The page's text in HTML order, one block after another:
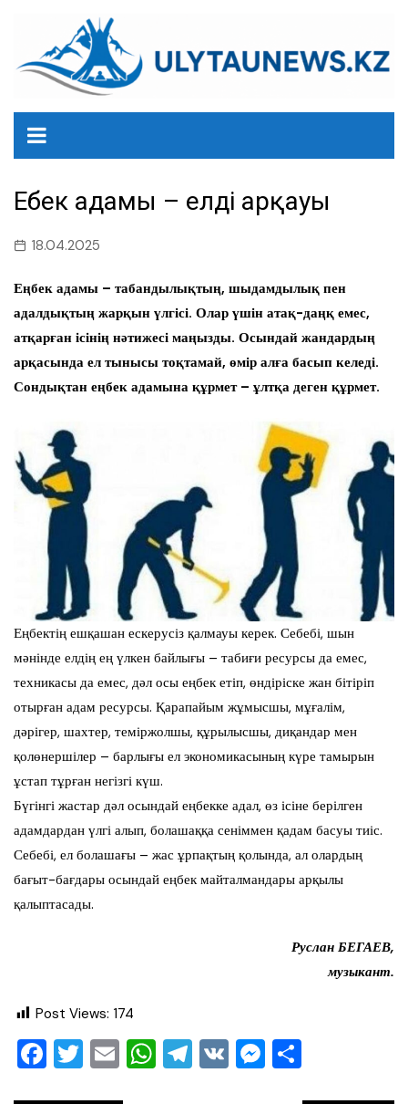
содержанию
Еңбек адамы – елдің арқауы
18.04.2025
Еңбек адамы – табандылықтың, шыдамдылық пен
адалдықтың жарқын үлгісі. Олар үшін атақ-даңқ емес,
атқарған ісінің нәтижесі маңызды. Осындай жандардың
арқасында ел тынысы тоқтамай, өмір алға басып келеді.
Сондықтан еңбек адамына құрмет – ұлтқа деген құрмет.
Еңбектің ешқашан ескерусіз қалмауы керек. Себебі, шын
мәнінде елдің ең үлкен байлығы – табиғи ресурсы да емес,
техникасы да емес, дәл осы еңбек етіп, өндіріске жан бітіріп
отырған адам ресурсы. Қарапайым жұмысшы, мұғалім,
дәрігер, шахтер, теміржолшы, құрылысшы, диқандар мен
қолөнершілер – барлығы ел экономикасының күре тамырын
ұстап тұрған негізгі күш.
Бүгінгі жастар дәл осындай еңбекке адал, өз ісіне берілген
адамдардан үлгі алып, болашаққа сеніммен қадам басуы тиіс.
Себебі, ел болашағы – жас ұрпақтың қолында, ал олардың
бағыт-бағдары осындай еңбек майталмандары арқылы
қалыптасады.
Руслан БЕГАЕВ,
музыкант.
Post Views: 174
F T E W T V M